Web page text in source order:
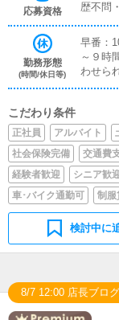
応募資格
歴不問
勤務形態
(時間/休日等)
早番：
～９時
わせら
こだわり条件
正社員 アルバイト
社会保険完備
交通費
経験者歓迎
シニア歓
車･バイク通勤可
制服
検討中に
8/7 12:00 店長ブロ